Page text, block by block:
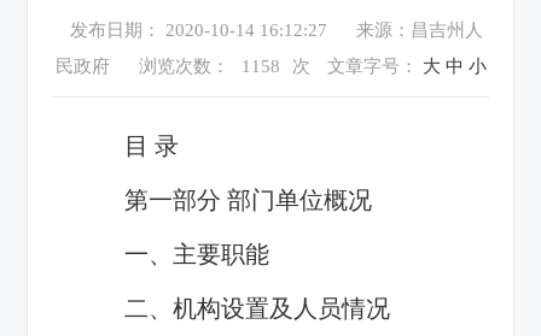
发布日期： 2020-10-14 16:12:27
来源：昌吉州人
民政府
浏览次数： 1158 次 文章字号： 大 中 小
目 录
第一部分 部门单位概况
一、主要职能
二、机构设置及人员情况